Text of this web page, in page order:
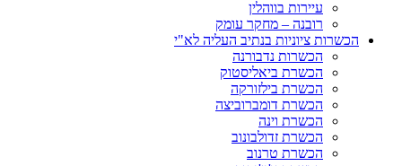
עיירות בווהלין
רובנה – מחקר עומק
הכשרות ציוניות בנתיב העליה לא"י
הכשרות נדבורנה
הכשרת ביאליסטוק
הכשרת בילזורקה
הכשרת דומברוביצה
הכשרת וינה
הכשרת זדולבונוב
הכשרת טרנוב